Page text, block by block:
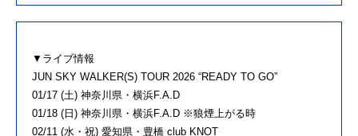
▼ライブ情報
JUN SKY WALKER(S) TOUR 2026 “READY TO GO”
01/17 (土) 神奈川県・横浜F.A.D
01/18 (日) 神奈川県・横浜F.A.D ※狼煙上がる時
02/11 (水・祝) 愛知県・豊橋 club KNOT